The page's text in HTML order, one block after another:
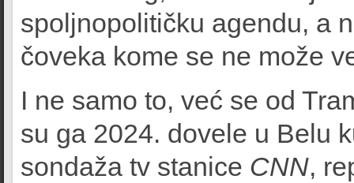
spoljnopolitičku agendu, a
čoveka kome se ne može
I ne samo to, već se od
su ga 2024. dovele u Belu
sondaža tv stanice CNN,